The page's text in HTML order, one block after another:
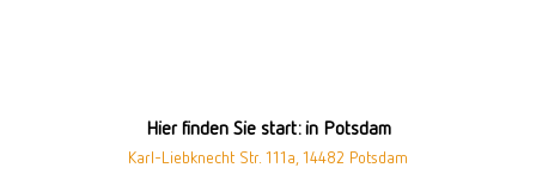
Hier finden Sie start: in Potsdam
Karl-Liebknecht Str. 111a, 14482 Potsdam